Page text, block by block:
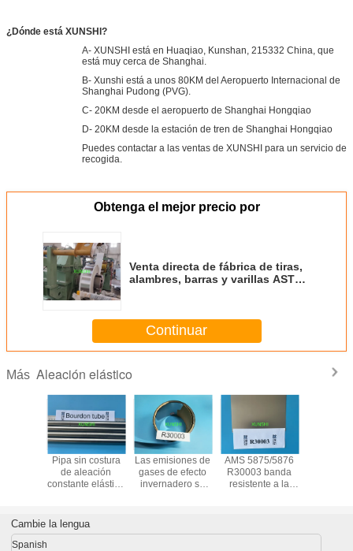
¿Dónde está XUNSHI?
A- XUNSHI está en Huaqiao, Kunshan, 215332 China, que
está muy cerca de Shanghai.
B- Xunshi está a unos 80KM del Aeropuerto Internacional de
Shanghai Pudong (PVG).
C- 20KM desde el aeropuerto de Shanghai Hongqiao
D- 20KM desde la estación de tren de Shanghai Hongqiao
Puedes contactar a las ventas de XUNSHI para un servicio de
recogida.
Obtenga el mejor precio por
Venta directa de fábrica de tiras,
alambres, barras y varillas ASTM
Continuar
Más Aleación elástico
Pipa sin costura
de aleación
constante elástica
N09902 para
aplicaciones en
Las emisiones de
gases de efecto
invernadero se
factores:4711
AMS 5875/5876
R30003 banda
resistente a la
duración de la
Cambie la lengua
Spanish